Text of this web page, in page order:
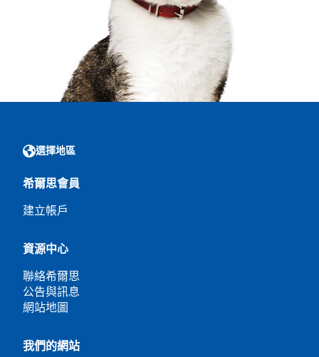
選擇地區
希爾思會員
建立帳戶
資源中心
聯絡希爾思
公告與訊息
網站地圖
我們的網站